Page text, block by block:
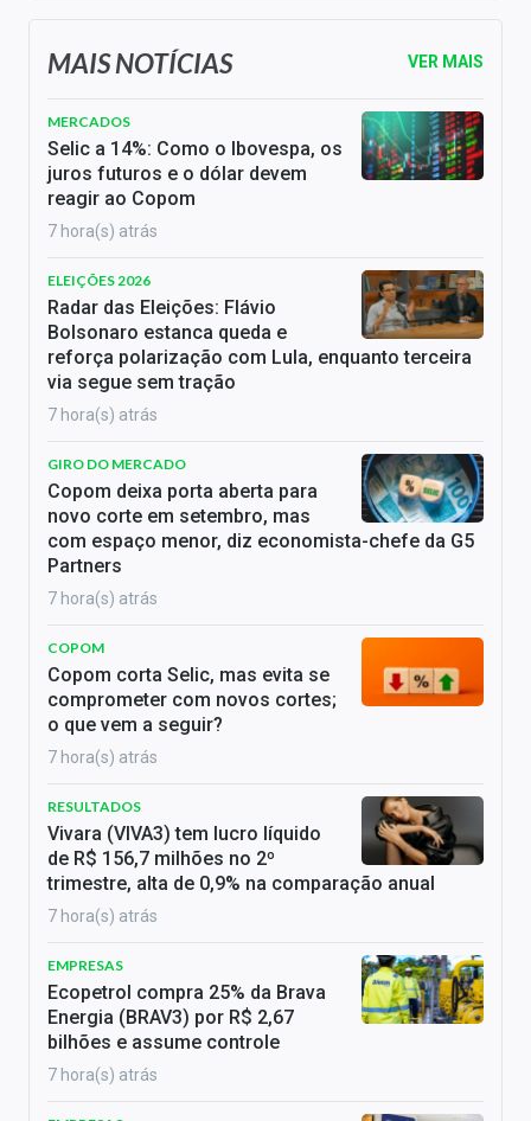
MAIS NOTÍCIAS VER MAIS
MERCADOS
Selic a 14%: Como o Ibovespa, os
juros futuros e o dólar devem
reagir ao Copom
7 hora(s) atrás
ELEIÇÕES 2026
Radar das Eleições: Flávio
Bolsonaro estanca queda e
reforça polarização com Lula, enquanto terceira
via segue sem tração
7 hora(s) atrás
GIRO DO MERCADO
Copom deixa porta aberta para
novo corte em setembro, mas
com espaço menor, diz economista-chefe da G5
Partners
7 hora(s) atrás
COPOM
Copom corta Selic, mas evita se
comprometer com novos cortes;
o que vem a seguir?
7 hora(s) atrás
RESULTADOS
Vivara (VIVA3) tem lucro líquido
de R$ 156,7 milhões no 2º
trimestre, alta de 0,9% na comparação anual
7 hora(s) atrás
EMPRESAS
Ecopetrol compra 25% da Brava
Energia (BRAV3) por R$ 2,67
bilhões e assume controle
7 hora(s) atrás